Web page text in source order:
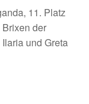
11. Platz
der
und Greta